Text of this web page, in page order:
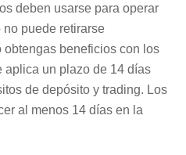
deben usarse para operar
puede retirarse
beneficios con los
aplica un plazo de 14 días
de depósito y trading. Los
al menos 14 días en la